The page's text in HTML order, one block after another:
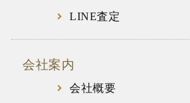
LINE査定
会社案内
会社概要